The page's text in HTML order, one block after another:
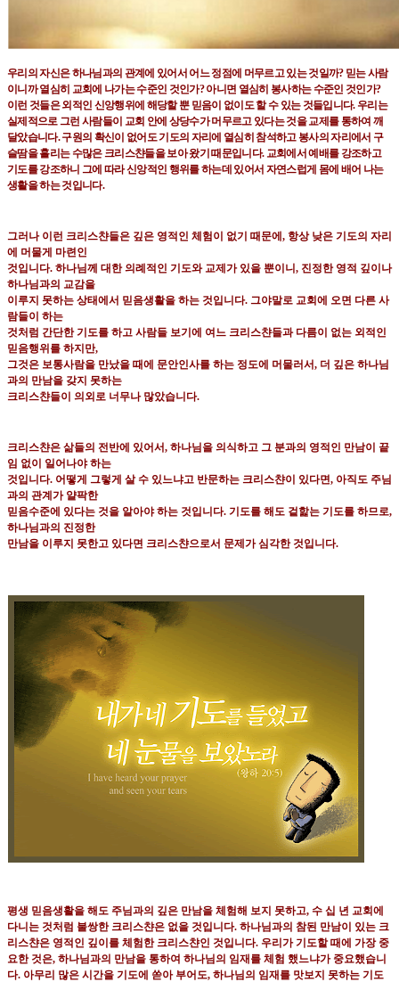
우리의 자신은 하나님과의 관계에 있어서 어느 정점에 머무르고 있는 것일까? 믿는 사람
이니까 열심히 교회에 나가는 수준인 것인가?아니면 열심히 봉사하는 수준인 것인가?
이런 것들은 외적인 신앙행위에 해당할 뿐 믿음이 없이도 할 수 있는 것들입니다. 우리는
실제적으로 그런 사람들이 교회 안에 상당수가머무르고 있다는 것을 교제를 통하여 깨
달았습니다.구원의 확신이 없어도 기도의 자리에 열심히 참석하고봉사의 자리에서 구
슬땀을 흘리는 수많은 크리스챤들을 보아 왔기 때문입니다. 교회에서 예배를 강조하고
기도를 강조하니 그에 따라 신앙적인 행위를 하는데 있어서 자연스럽게 몸에 배어 나는
생활을 하는것입니다.
그러나 이런 크리스챤들은 깊은 영적인 체험이 없기 때문에, 항상 낮은 기도의 자리
에 머물게 마련인
것입니다. 하나님께 대한 의례적인 기도와 교제가 있을 뿐이니, 진정한 영적 깊이나
하나님과의 교감을
이루지 못하는 상태에서 믿음생활을 하는 것입니다. 그야말로 교회에 오면 다른 사
람들이 하는
것처럼 간단한 기도를 하고 사람들 보기에 여느 크리스챤들과 다름이 없는 외적인
믿음행위를 하지만,
그것은 보통사람을 만났을 때에 문안인사를 하는 정도에 머물러서, 더 깊은 하나님
과의 만남을 갖지 못하는
크리스챤들이 의외로 너무나 많았습니다.
크리스챤은 삶들의 전반에 있어서, 하나님을 의식하고 그 분과의 영적인 만남이 끝
임 없이 일어나야 하는
것입니다. 어떻게 그렇게 살 수 있느냐고 반문하는 크리스챤이 있다면, 아직도 주님
과의 관계가 얄팍한
믿음수준에 있다는 것을 알아야 하는 것입니다. 기도를 해도 겉핥는 기도를 하므로,
하나님과의 진정한
만남을 이루지 못한고 있다면 크리스챤으로서 문제가 심각한 것입니다.
평생 믿음생활을 해도 주님과의 깊은 만남을 체험해 보지 못하고, 수 십 년 교회에
다니는 것처럼 불쌍한 크리스챤은 없을 것입니다. 하나님과의 참된 만남이 있는 크
리스챤은 영적인 깊이를 체험한 크리스챤인 것입니다. 우리가 기도할 때에 가장 중
요한 것은, 하나님과의 만남을 통하여 하나님의 임재를 체험 했느냐가 중요했습니
다. 아무리 많은 시간을 기도에 쏟아 부어도, 하나님의 임재를 맛보지 못하는 기도